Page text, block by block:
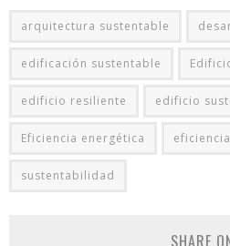
arquitectura sustentable
edificación sustentable
edificio resiliente edificio
Eficiencia energética
sustentabilidad